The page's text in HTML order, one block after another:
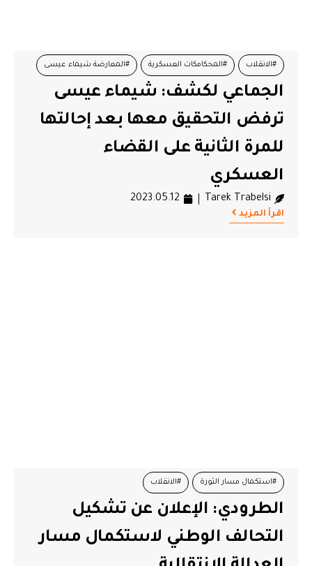
#الانقلاب #المحكامكات العسكرية #المعارضة شيماء عيسى
#تهم الاعتداء على هيئة الدولة #تونس
الجماعي لكشف: شيماء عيسى
ترفض التحقيق معها بعد إحالتها
للمرة الثانية على القضاء
العسكري
Tarek Trabelsi
2023.05.12
اقرأ المزيد
#استكمال مسار الثورة #الانقلاب
#التحالف الوطني لاستكمال مسار العدالة الانتقالية #الثورة
#عبد الحميد الطرودي
الطرودي: الإعلان عن تشكيل
التحالف الوطني لاستكمال مسار